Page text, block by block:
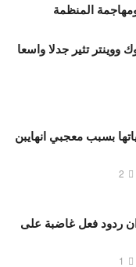
المنظمة
ووينتر تثير جدلا واسعا
بسبب معجبي انهايبن
2
ردود فعل غاضبة على
1